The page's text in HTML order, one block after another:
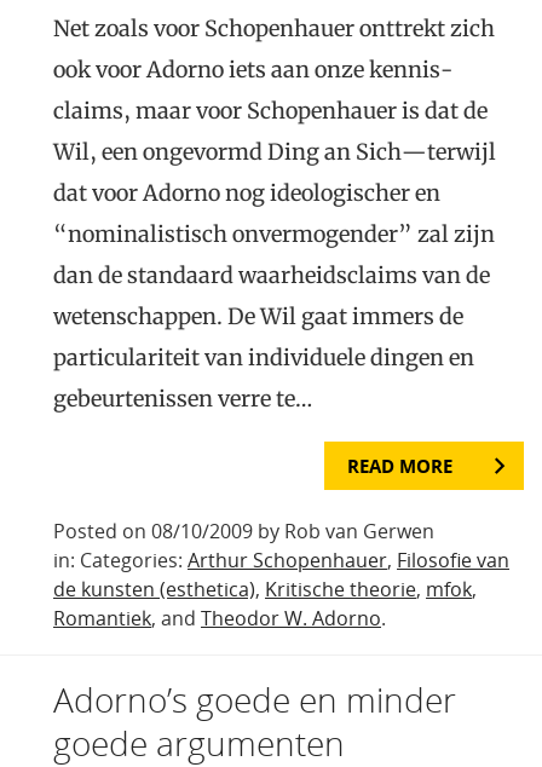
Net zoals voor Schopenhauer onttrekt zich
ook voor Adorno iets aan onze kennis-
claims, maar voor Schopenhauer is dat de
Wil, een ongevormd Ding an Sich—terwijl
dat voor Adorno nog ideologischer en
“nominalistisch onvermogender” zal zijn
dan de standaard waarheidsclaims van de
wetenschappen. De Wil gaat immers de
particulariteit van individuele dingen en
gebeurtenissen verre te…
READ MORE
Posted on 08/10/2009 by Rob van Gerwen
in: Categories: Arthur Schopenhauer, Filosofie van
de kunsten (esthetica), Kritische theorie, mfok,
Romantiek, and Theodor W. Adorno.
Adorno’s goede en minder
goede argumenten